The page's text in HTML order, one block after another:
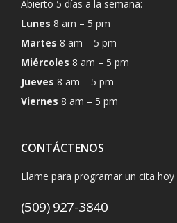
Abierto 5 días a la semana:
Lunes 8 am – 5 pm
Martes 8 am – 5 pm
Miércoles 8 am – 5 pm
Jueves 8 am – 5 pm
Viernes 8 am – 5 pm
CONTÁCTENOS
Llame para programar un cita hoy
(509) 927-3840